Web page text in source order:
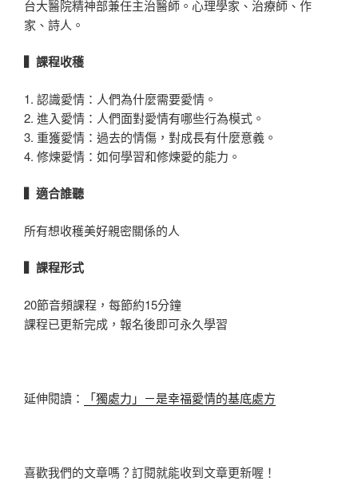
台大醫院精神部兼任主治醫師。心理學家、治療師、作
家、詩人。
▍課程收穫
1. 認識愛情：人們為什麼需要愛情。
2. 進入愛情：人們面對愛情有哪些行為模式。
3. 重獲愛情：過去的情傷，對成長有什麼意義。
4. 修煉愛情：如何學習和修煉愛的能力。
▍適合誰聽
所有想收穫美好親密關係的人
▍課程形式
20節音頻課程，每節約15分鐘
課程已更新完成，報名後即可永久學習
延伸閱讀： 「獨處力」－是幸福愛情的基底處方
喜歡我們的文章嗎？訂閱就能收到文章更新喔！